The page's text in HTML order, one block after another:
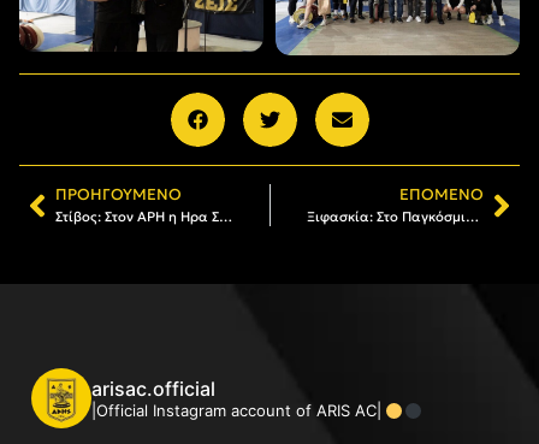
ΠΡΟΗΓΟΎΜΕΝΟ
Στίβος: Στον ΑΡΗ η Hρα Στεφανάκη
ΕΠΌΜΕΝΟ
Ξιφασκία: Στο Παγκόσμιο Πρωτάθλημα Νέων Ανδρών Σπάθης στο Ρίο, ο Λάζαρος Λεωτόν
arisac.official
|Official Instagram account of ARIS AC|